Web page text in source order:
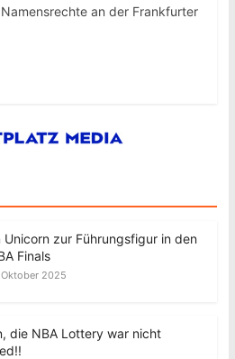
an der Frankfurter
Unicorn zur Führungsfigur in den
Finals
2025
die NBA Lottery war nicht